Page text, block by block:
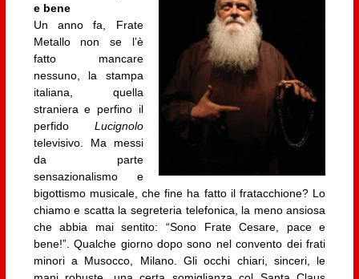
e bene
Un anno fa, Frate
Metallo non se l’è
fatto mancare
nessuno, la stampa
italiana, quella
straniera e perfino il
perfido Lucignolo
televisivo. Ma messi
da parte
sensazionalismo e
bigottismo musicale, che fine ha fatto il fratacchione? Lo
chiamo e scatta la segreteria telefonica, la meno ansiosa
che abbia mai sentito: “Sono Frate Cesare, pace e
bene!”. Qualche giorno dopo sono nel convento dei frati
minori a Musocco, Milano. Gli occhi chiari, sinceri, le